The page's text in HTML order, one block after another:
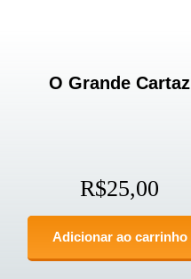
O Grande Cartaz
R$25,00
Adicionar ao carrinho